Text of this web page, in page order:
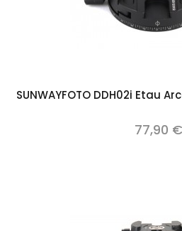
SUNWAYFOTO DDH02i Etau
77,90 €